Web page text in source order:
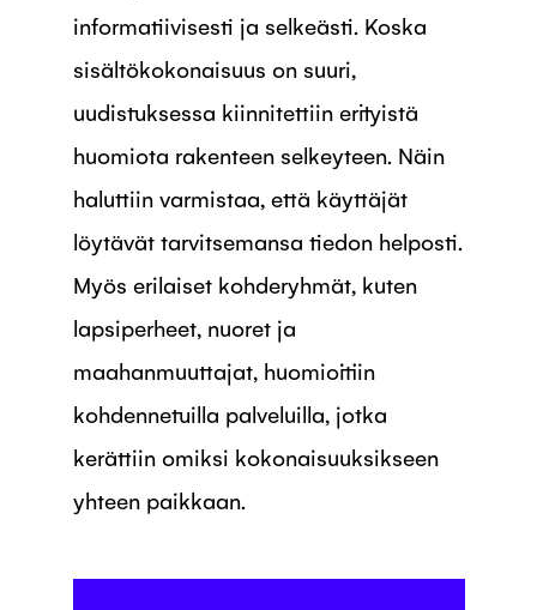
informatiivisesti ja selkeästi. Koska
sisältökokonaisuus on suuri,
uudistuksessa kiinnitettiin erityistä
huomiota rakenteen selkeyteen. Näin
haluttiin varmistaa, että käyttäjät
löytävät tarvitsemansa tiedon helposti.
Myös erilaiset kohderyhmät, kuten
lapsiperheet, nuoret ja
maahanmuuttajat, huomioitiin
kohdennetuilla palveluilla, jotka
kerättiin omiksi kokonaisuuksikseen
yhteen paikkaan.